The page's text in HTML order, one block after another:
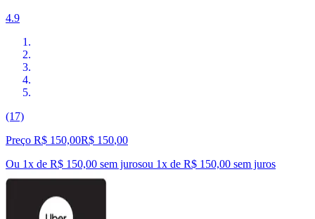
4.9
(17)
Preço R$ 150,00R$ 150,00
Ou 1x de R$ 150,00 sem jurosou 1x de R$ 150,00 sem juros